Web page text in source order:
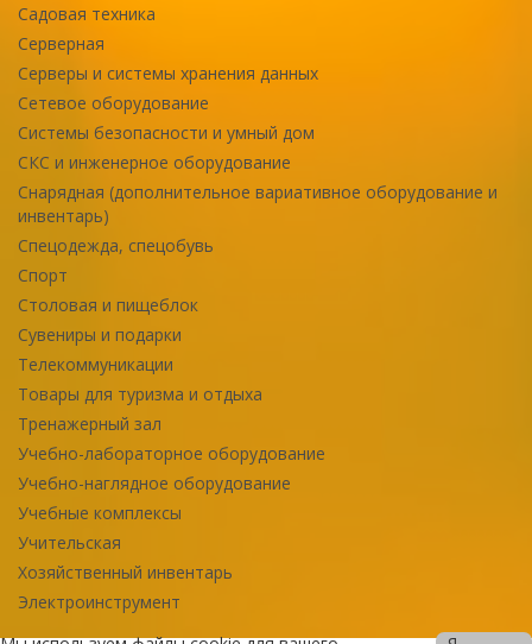
Садовая техника
Серверная
Серверы и системы хранения данных
Сетевое оборудование
Системы безопасности и умный дом
СКС и инженерное оборудование
Снарядная (дополнительное вариативное оборудование и
инвентарь)
Спецодежда, спецобувь
Спорт
Столовая и пищеблок
Сувениры и подарки
Телекоммуникации
Товары для туризма и отдыха
Тренажерный зал
Учебно-лабораторное оборудование
Учебно-наглядное оборудование
Учебные комплексы
Учительская
Хозяйственный инвентарь
Электроинструмент